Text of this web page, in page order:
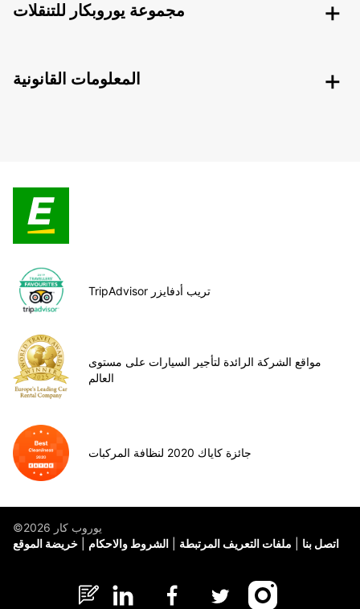
مجموعة يوروبكار للتنقلات
المعلومات القانونية
TripAdvisor تريب أدفايزر
مواقع الشركة الرائدة لتأجير السيارات على مستوى
العالم
جائزة كاياك 2020 لنظافة المركبات
©يوروب كار 2026
خريضة الموقع
الشروط والاحكام ملفات التعريف المرتبطة اتصل بنا